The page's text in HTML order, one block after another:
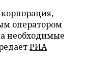
корпорация,
оператором
необходимые
РИА